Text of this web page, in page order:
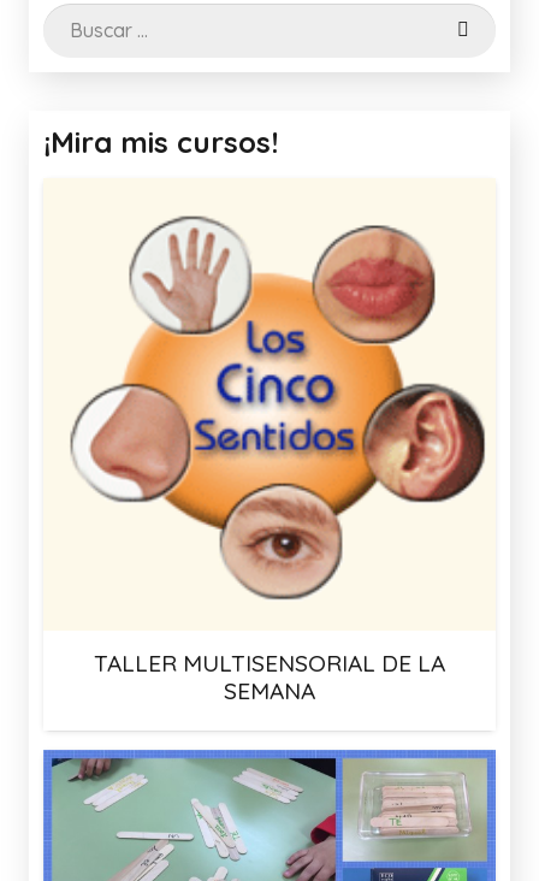
Buscar:
¡Mira mis cursos!
TALLER MULTISENSORIAL DE LA
SEMANA